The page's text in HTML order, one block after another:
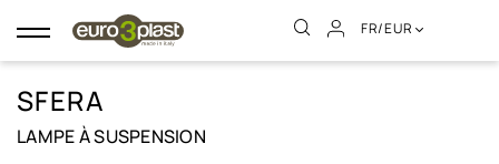
Basculer
la
FR/EUR
SFERA
LAMPE À SUSPENSION